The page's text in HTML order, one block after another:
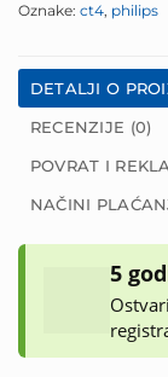
Oznake: ct4, philips
DETALJI O
RECENZIJE (0)
POVRAT I
NAČINI
5